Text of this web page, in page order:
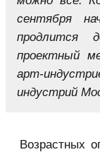
сентября
продлится
проектный
арт-
индустрий
Возрастных